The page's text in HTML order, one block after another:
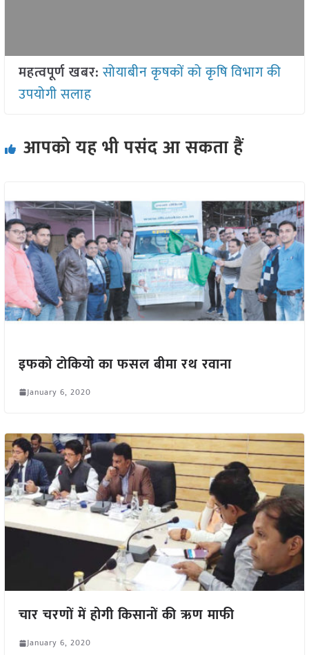
महत्वपूर्ण खबर:सोयाबीन कृषकों को कृषि विभाग की
उपयोगी सलाह
आपको यह भी पसंद आ सकता हैं
इफको टोकियो का फसल बीमा रथ रवाना
January 6, 2020
चार चरणों में होगी किसानों की ऋण माफी
January 6, 2020